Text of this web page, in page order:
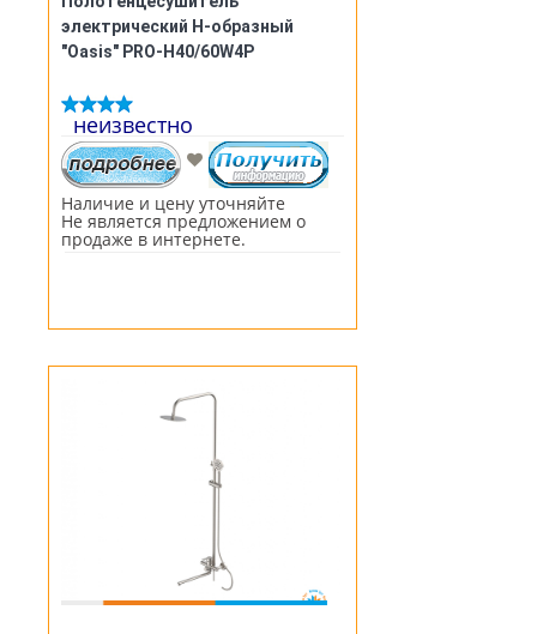
электрический Н-образный
"Oasis" PRO-H40/60W4P
неизвестно
Наличие и цену уточняйте
Не является предложением о
продаже в интернете.